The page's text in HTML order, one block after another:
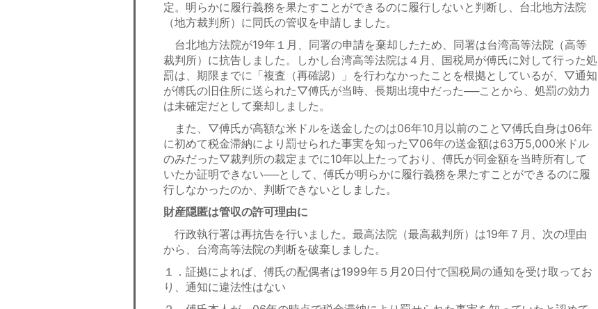
定。明らかに履行義務を果たすことができるのに履行しないと判断し、台北地方法院
（地方裁判所）に同氏の管収を申請しました。
台北地方法院が19年１月、同署の申請を棄却したため、同署は台湾高等法院（高等
裁判所）に抗告しました。しかし台湾高等法院は４月、国税局が傅氏に対して行った処
罰は、期限までに「複査（再確認）」を行わなかったことを根拠としているが、▽通知
が傅氏の旧住所に送られた▽傅氏が当時、長期出境中だった──ことから、処罰の効力
は未確定だとして棄却しました。
また、▽傅氏が高額な米ドルを送金したのは06年10月以前のこと▽傅氏自身は06年
に初めて税金滞納により罰せられた事実を知った▽06年の送金額は63万5,000米ドル
のみだった▽裁判所の裁定までに10年以上たっており、傅氏が同金額を当時所有して
いたか証明できない──として、傅氏が明らかに履行義務を果たすことができるのに履
行しなかったのか、判断できないとしました。
財産隠匿は管収の許可理由に
行政執行署は再抗告を行いました。最高法院（最高裁判所）は19年７月、次の理由
から、台湾高等法院の判断を破棄しました。
１．証拠によれば、傅氏の配偶者は1999年５月20日付で国税局の通知を受け取ってお
り、通知に違法性はない